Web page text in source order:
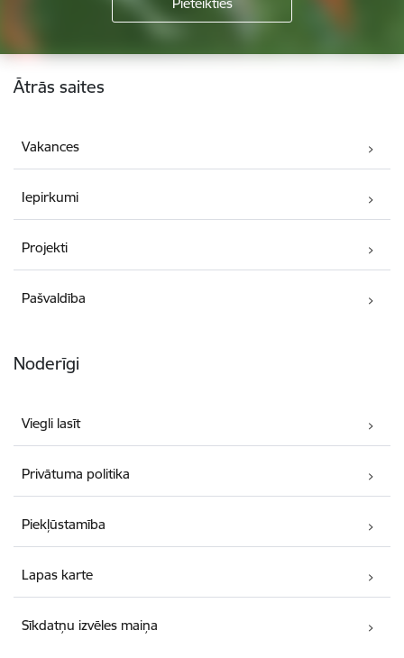
Kājene
Ātrās saites
Vakances
Iepirkumi
Projekti
Pašvaldība
Noderīgi
Viegli lasīt
Privātuma politika
Piekļūstamība
Lapas karte
Sīkdatņu izvēles maiņa